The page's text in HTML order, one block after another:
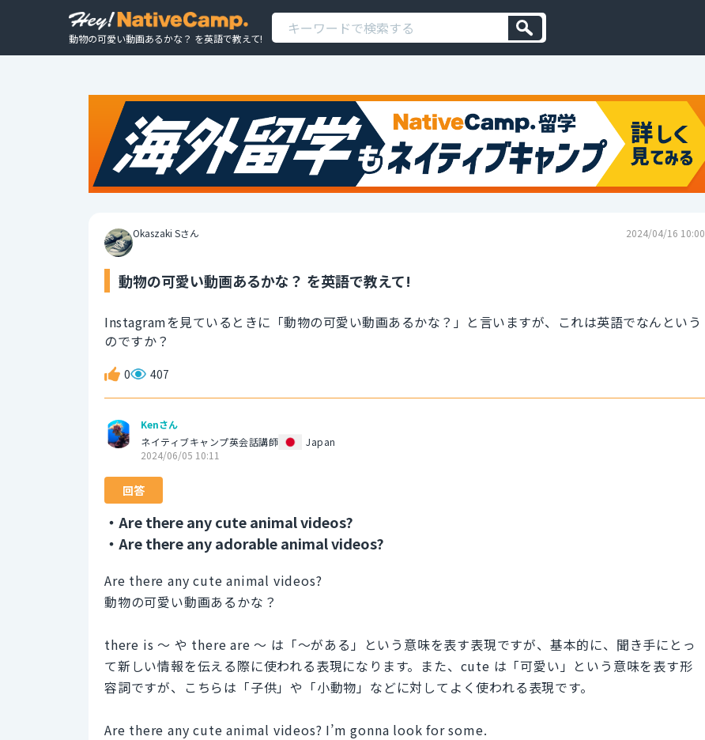
動物の可愛い動画あるかな？ を英語で教えて!
Okaszaki Sさん 2024/04/16 10:00
動物の可愛い動画あるかな？ を英語で教えて!
Instagramを見ているときに「動物の可愛い動画あるかな？」と言いますが、これは英語でなんという
のですか？
0 407
Kenさん
ネイティブキャンプ英会話講師
Japan
2024/06/05 10:11
回答
・Are there any cute animal videos?
・Are there any adorable animal videos?
Are there any cute animal videos?
動物の可愛い動画あるかな？
there is 〜 や there are 〜 は「〜がある」という意味を表す表現ですが、基本的に、聞き手にとっ
て新しい情報を伝える際に使われる表現になります。また、cute は「可愛い」という意味を表す形
容詞ですが、こちらは「子供」や「小動物」などに対してよく使われる表現です。
Are there any cute animal videos? I’m gonna look for some.